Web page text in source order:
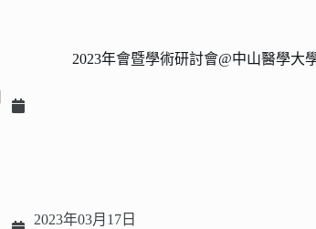
2023年會暨學術研討會@中山醫學大
2023年03月17日